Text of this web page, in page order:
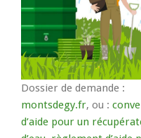
Dossier de demande :
montsdegy.fr, ou :
d’aide pour un